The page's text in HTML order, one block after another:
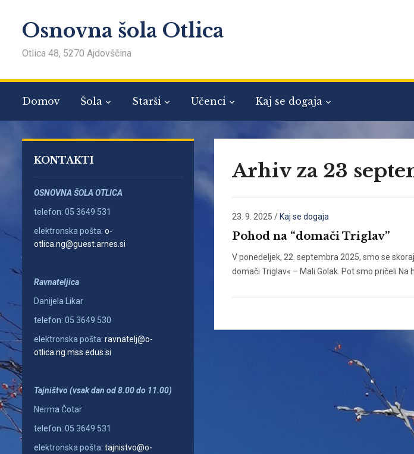
Osnovna šola Otlica
Otlica 48, 5270 Ajdovščina
Domov Šola Starši Učenci Kaj se dogaja
KONTAKTI
OSNOVNA ŠOLA OTLICA
telefon: 05 3649 531
elektronska pošta: o-
otlica.ng@guest.arnes.si
Ravnateljica
Danijela Likar
telefon: 05 3649 530
elektronska pošta: ravnatelj@o-
otlica.ng.mss.edus.si
Tajništvo (vsak dan od 8.00 do 11.00)
Nerma Čotar
telefon: 05 3649 531
elektronska pošta: tajnistvo@o-
Arhiv za 23
23. 9. 2025 / Kaj se dogaja
Pohod na “domači Triglav”
V ponedeljek, 22. septembra 2025, smo se
domači Triglav« – Mali Golak. Pot smo pričeli Na